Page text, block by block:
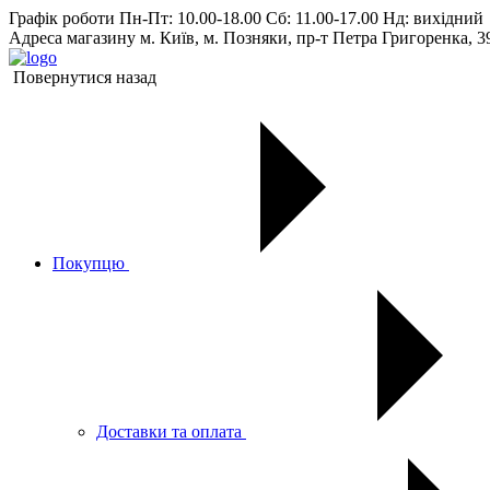
Графік роботи Пн-Пт: 10.00-18.00 Сб: 11.00-17.00 Нд: вихiдний
Адреса магазину м. Київ, м. Позняки, пр-т Петра Григоренка,
Повернутися назад
Покупцю
Доставки та оплата